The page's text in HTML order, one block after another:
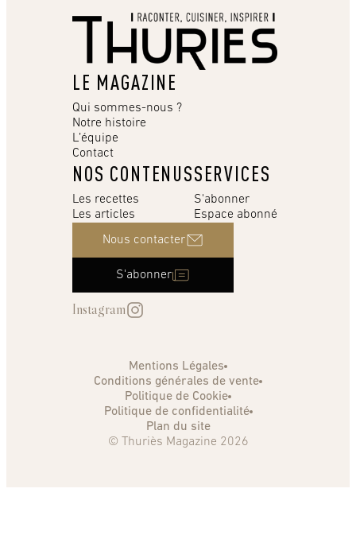
LE MAGAZINE
Qui sommes-nous ?
Notre histoire
L’équipe
Contact
NOS CONTENUS
Les recettes
Les articles
SERVICES
S'abonner
Espace abonné
Nous contacter
S'abonner
Instagram
Mentions Légales
Conditions générales de vente
Politique de Cookie
Politique de confidentialité
Plan du site
© Thuriès Magazine 2026